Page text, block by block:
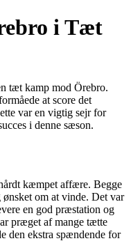
i Tæt
tæt kamp mod Örebro.
at score det
var en vigtig sejr for
i denne sæson.
kæmpet affære. Begge
om at vinde. Det var
en god præstation og
præget af mange tætte
den ekstra spændende for